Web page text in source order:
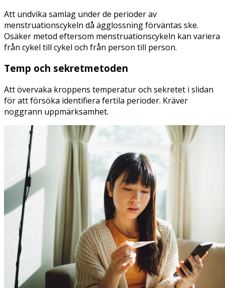
Att undvika samlag under de perioder av
menstruationscykeln då ägglossning förväntas ske.
Osäker metod eftersom menstruationscykeln kan variera
från cykel till cykel och från person till person.
Temp och sekretmetoden
Att övervaka kroppens temperatur och sekretet i slidan
för att försöka identifiera fertila perioder. Kräver
noggrann uppmärksamhet.